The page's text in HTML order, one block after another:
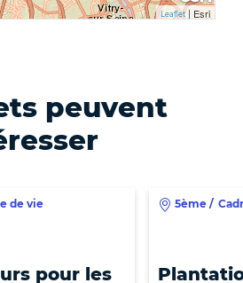
Leaflet| Esri
peuvent
de vie
pour les
5ème /